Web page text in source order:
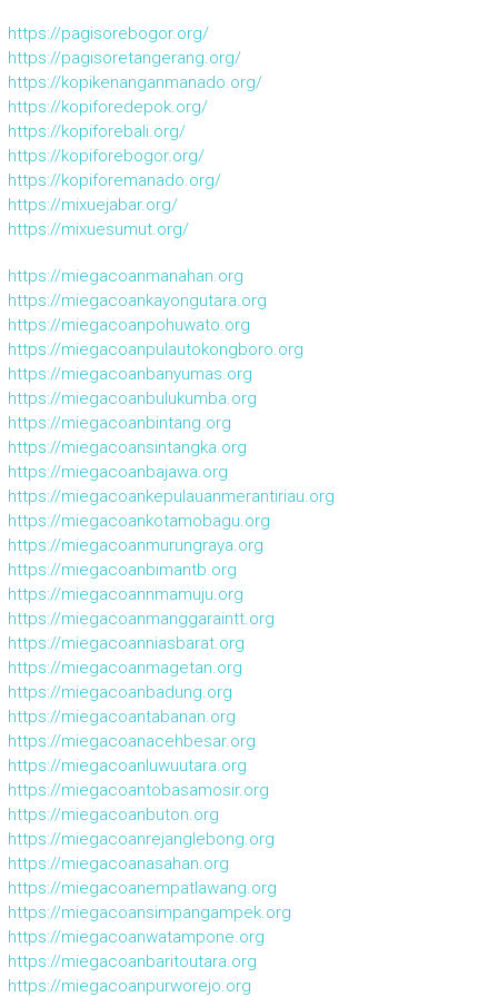
https://pagisorebogor.org/
https://pagisoretangerang.org/
https://kopikenanganmanado.org/
https://kopiforedepok.org/
https://kopiforebali.org/
https://kopiforebogor.org/
https://kopiforemanado.org/
https://mixuejabar.org/
https://mixuesumut.org/
https://miegacoanmanahan.org
https://miegacoankayongutara.org
https://miegacoanpohuwato.org
https://miegacoanpulautokongboro.org
https://miegacoanbanyumas.org
https://miegacoanbulukumba.org
https://miegacoanbintang.org
https://miegacoansintangka.org
https://miegacoanbajawa.org
https://miegacoankepulauanmerantiriau.org
https://miegacoankotamobagu.org
https://miegacoanmurungraya.org
https://miegacoanbimantb.org
https://miegacoannmamuju.org
https://miegacoanmanggaraintt.org
https://miegacoanniasbarat.org
https://miegacoanmagetan.org
https://miegacoanbadung.org
https://miegacoantabanan.org
https://miegacoanacehbesar.org
https://miegacoanluwuutara.org
https://miegacoantobasamosir.org
https://miegacoanbuton.org
https://miegacoanrejanglebong.org
https://miegacoanasahan.org
https://miegacoanempatlawang.org
https://miegacoansimpangampek.org
https://miegacoanwatampone.org
https://miegacoanbaritoutara.org
https://miegacoanpurworejo.org